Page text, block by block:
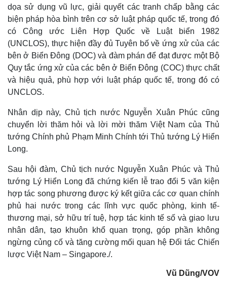
Pháp luật
dọa sử dụng vũ lực, giải quyết các tranh chấp bằng các
biện pháp hòa bình trên cơ sở luật pháp quốc tế, trong đó
có Công ước Liên Hợp Quốc về Luật biển 1982
(UNCLOS), thực hiện đầy đủ Tuyên bố về ứng xử của các
bên ở Biển Đông (DOC) và đàm phán để đạt được một Bộ
Quy tắc ứng xử của các bên ở Biển Đông (COC) thực chất
và hiệu quả, phù hợp với luật pháp quốc tế, trong đó có
UNCLOS.
Nhân dịp này, Chủ tịch nước Nguyễn Xuân Phúc cũng
chuyển lời thăm hỏi và lời mời thăm Việt Nam của Thủ
tướng Chính phủ Phạm Minh Chính tới Thủ tướng Lý Hiển
Long.
Sau hội đàm, Chủ tịch nước Nguyễn Xuân Phúc và Thủ
tướng Lý Hiển Long đã chứng kiến lễ trao đổi 5 văn kiện
hợp tác song phương được ký kết giữa các cơ quan chính
phủ hai nước trong các lĩnh vực quốc phòng, kinh tế-
thương mại, sở hữu trí tuệ, hợp tác kinh tế số và giao lưu
nhân dân, tạo khuôn khổ quan trọng, góp phần không
ngừng củng cố và tăng cường mối quan hệ Đối tác Chiến
lược Việt Nam – Singapore./.
Vũ Dũng/VOV